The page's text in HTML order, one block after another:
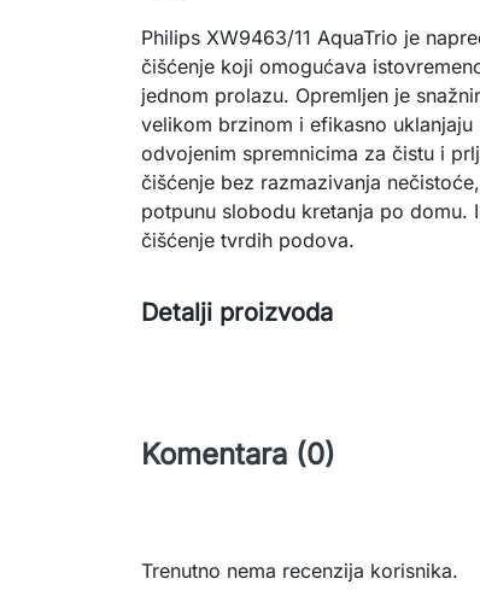
Philips XW9463/11 AquaTrio je
čišćenje koji omogućava
jednom prolazu. Opremljen je
velikom brzinom i efikasno
odvojenim spremnicima za čistu i
čišćenje bez razmazivanja
potpunu slobodu kretanja po domu.
čišćenje tvrdih podova.
Detalji proizvoda
Komentara (0)
Trenutno nema recenzija korisnika.